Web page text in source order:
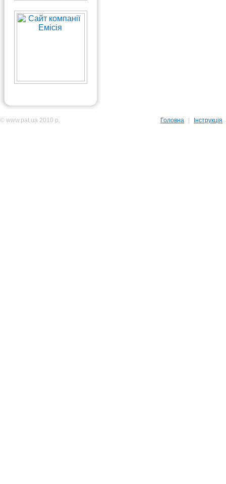
© www.pat.ua 2010 р. Головна Інструкція